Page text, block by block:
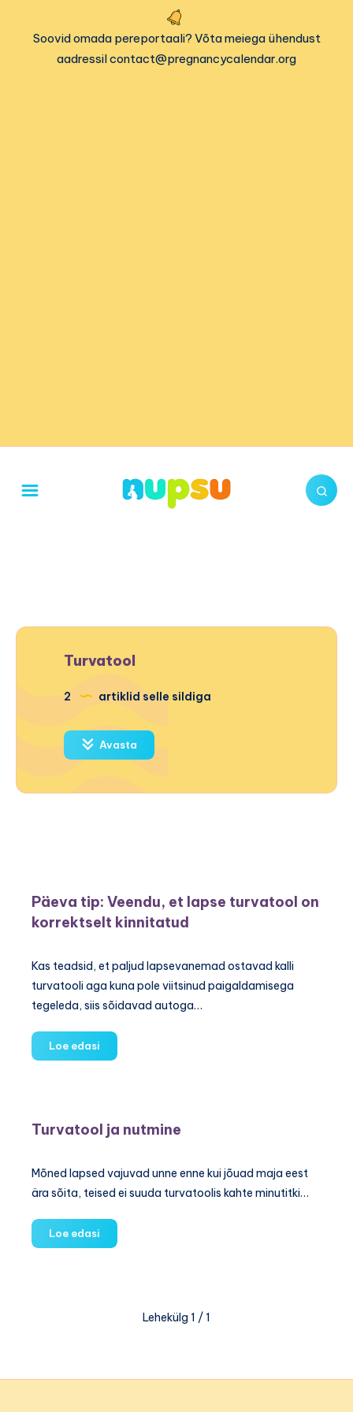
Soovid omada pereportaali? Võta meiega ühendust
aadressil contact@pregnancycalendar.org
Turvatool
2 artiklid selle sildiga
Avasta
Päeva tip: Veendu, et lapse turvatool on
korrektselt kinnitatud
Kas teadsid, et paljud lapsevanemad ostavad kalli
turvatooli aga kuna pole viitsinud paigaldamisega
tegeleda, siis sõidavad autoga…
Loe edasi
tip:
turvatool
korrektselt
kinnitatud
Turvatool ja nutmine
Mõned lapsed vajuvad unne enne kui jõuad maja eest
ära sõita, teised ei suuda turvatoolis kahte minutitki…
Loe edasi
ja
Lehekülg 1 / 1